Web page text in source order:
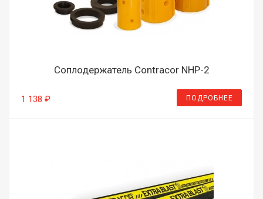
Соплодержатель Contracor NHP-2
1 138 ₽ ПОДРОБНЕЕ